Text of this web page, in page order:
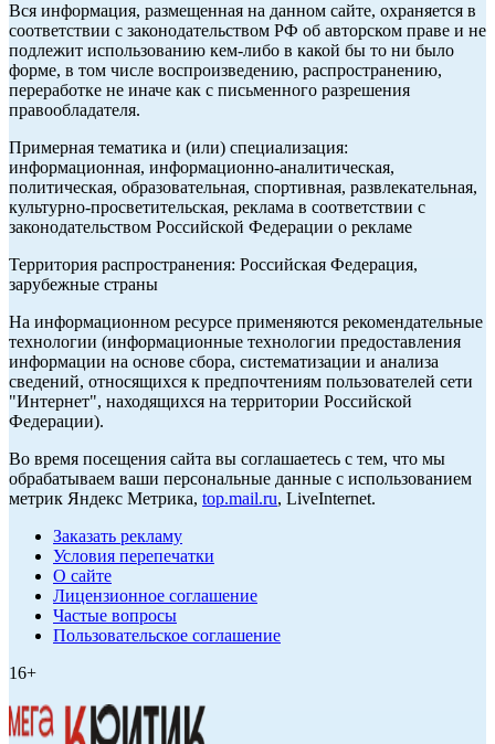
Вся информация, размещенная на данном сайте, охраняется в
соответствии с законодательством РФ об авторском праве и не
подлежит использованию кем-либо в какой бы то ни было
форме, в том числе воспроизведению, распространению,
переработке не иначе как с письменного разрешения
правообладателя.
Примерная тематика и (или) специализация:
информационная, информационно-аналитическая,
политическая, образовательная, спортивная, развлекательная,
культурно-просветительская, реклама в соответствии с
законодательством Российской Федерации о рекламе
Территория распространения: Российская Федерация,
зарубежные страны
На информационном ресурсе применяются рекомендательные
технологии (информационные технологии предоставления
информации на основе сбора, систематизации и анализа
сведений, относящихся к предпочтениям пользователей сети
"Интернет", находящихся на территории Российской
Федерации).
Во время посещения сайта вы соглашаетесь с тем, что мы
обрабатываем ваши персональные данные с использованием
метрик Яндекс Метрика, top.mail.ru, LiveInternet.
Заказать рекламу
Условия перепечатки
О сайте
Лицензионное соглашение
Частые вопросы
Пользовательское соглашение
16+